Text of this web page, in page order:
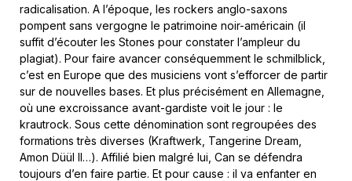
radicalisation. A l’époque, les rockers anglo-saxons
pompent sans vergogne le patrimoine noir-américain (il
suffit d’écouter les Stones pour constater l’ampleur du
plagiat). Pour faire avancer conséquemment le schmilblick,
c’est en Europe que des musiciens vont s’efforcer de partir
sur de nouvelles bases. Et plus précisément en Allemagne,
où une excroissance avant-gardiste voit le jour : le
krautrock. Sous cette dénomination sont regroupées des
formations très diverses (Kraftwerk, Tangerine Dream,
Amon Düül II…). Affilié bien malgré lui, Can se défendra
toujours d’en faire partie. Et pour cause : il va enfanter en